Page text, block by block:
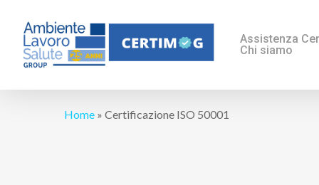
Assistenza
Chi siamo
Home » Certificazione ISO 50001